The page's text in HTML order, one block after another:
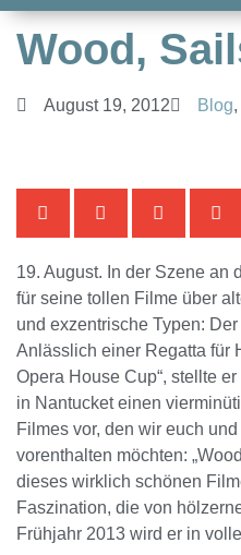
Wood,
August 19, 2012 Blog,
19. August. In der Szene an
für seine tollen Filme über
und exzentrische Typen:
Anlässlich einer Regatta für
Opera House Cup“, stellte
in Nantucket einen
Filmes vor, den wir euch
vorenthalten möchten:
dieses wirklich schönen
Faszination, die von
Frühjahr 2013 wird er in